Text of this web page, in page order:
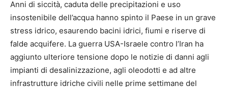
Anni di siccità, caduta delle precipitazioni e uso
insostenibile dell’acqua hanno spinto il Paese in un grave
stress idrico, esaurendo bacini idrici, fiumi e riserve di
falde acquifere. La guerra USA-Israele contro l’Iran ha
aggiunto ulteriore tensione dopo le notizie di danni agli
impianti di desalinizzazione, agli oleodotti e ad altre
infrastrutture idriche civili nelle prime settimane del